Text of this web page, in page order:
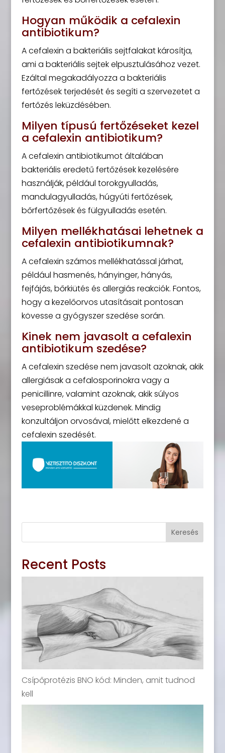
Hogyan működik a cefalexin
antibiotikum?
A cefalexin a bakteriális sejtfalakat károsítja,
ami a bakteriális sejtek elpusztulásához vezet.
Ezáltal megakadályozza a bakteriális
fertőzések terjedését és segíti a szervezetet a
fertőzés leküzdésében.
Milyen típusú fertőzéseket kezel
a cefalexin antibiotikum?
A cefalexin antibiotikumot általában
bakteriális eredetű fertőzések kezelésére
használják, például torokgyulladás,
mandulagyulladás, húgyúti fertőzések,
bőrfertőzések és fülgyulladás esetén.
Milyen mellékhatásai lehetnek a
cefalexin antibiotikumnak?
A cefalexin számos mellékhatással járhat,
például hasmenés, hányinger, hányás,
fejfájás, bőrkiütés és allergiás reakciók. Fontos,
hogy a kezelőorvos utasításait pontosan
kövesse a gyógyszer szedése során.
Kinek nem javasolt a cefalexin
antibiotikum szedése?
A cefalexin szedése nem javasolt azoknak, akik
allergiásak a cefalosporinokra vagy a
penicillinre, valamint azoknak, akik súlyos
veseproblémákkal küzdenek. Mindig
konzultáljon orvosával, mielőtt elkezdené a
cefalexin szedését.
Keresés
Recent Posts
Csípőprotézis BNO kód: Minden, amit tudnod
kell